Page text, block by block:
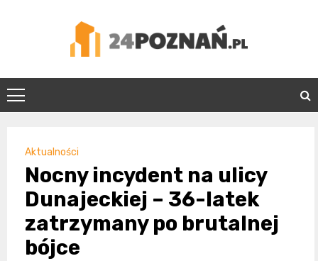
24Poznań.pl
Aktualności
Nocny incydent na ulicy
Dunajeckiej – 36-latek
zatrzymany po brutalnej
bójce